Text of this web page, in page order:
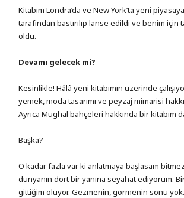
Kitabım Londra’da ve New York’ta yeni
tarafından bastırılıp lanse edildi ve benim için
oldu.
Devamı gelecek mi?
Kesinlikle! Hâlâ yeni kitabımın üzerinde
yemek, moda tasarımı ve peyzaj mimarisi
Ayrıca Mughal bahçeleri hakkında bir kitabım
Başka?
O kadar fazla var ki anlatmaya başlasam
dünyanın dört bir yanına seyahat ediyorum.
gittiğim oluyor. Gezmenin, görmenin sonu